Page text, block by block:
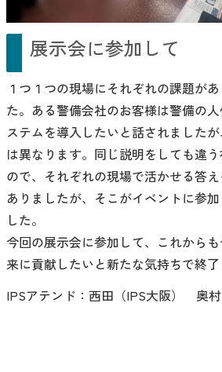
展示会に参加して
１つ１つの現場にそれぞれの課題が
た。ある警備会社のお客様は警備の
ステムを導入したいと話されました
は異なります。同じ説明をしても違
ので、それぞれの現場で活かせる答
ありましたが、そこがイベントに参
した。
今回の展示会に参加して、これから
来に貢献したいと新たな気持ちで終了
IPSアテンド：西田（IPS大阪） 奥村